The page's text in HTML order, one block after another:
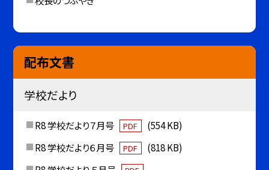
配布文書
学校だより
R8 学校だより７月号 PDF
(554 KB)
R8 学校だより６月号
PDF
(818 KB)